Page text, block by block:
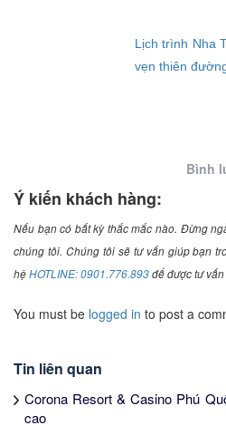
Lịch trình Nha
vẹn thiên
Bình
Ý kiến khách hàng:
Nếu bạn có bất kỳ thắc mắc nào. Đừng
chúng tôi. Chúng tôi sẽ tư vấn giúp bạn
hệHOTLINE: 0901.776.893để được tư
You must be logged in to post a
Tin liên quan
Corona Resort & Casino Phú
cao